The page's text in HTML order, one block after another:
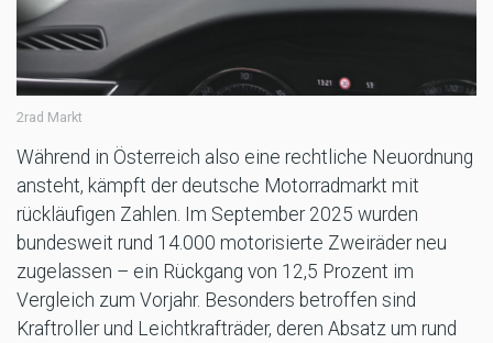
2rad Markt
Während in Österreich also eine rechtliche Neuordnung
ansteht, kämpft der deutsche Motorradmarkt mit
rückläufigen Zahlen. Im September 2025 wurden
bundesweit rund 14.000 motorisierte Zweiräder neu
zugelassen – ein Rückgang von 12,5 Prozent im
Vergleich zum Vorjahr. Besonders betroffen sind
Kraftroller und Leichtkrafträder, deren Absatz um rund